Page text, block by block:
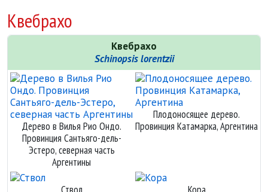
Квебрахо
Квебрахо
Schinopsis lorentzii
Дерево в Вилья Рио Ондо.
Провинция Сантьяго-дель-
Эстеро, северная часть
Аргентины
Плодоносящее дерево.
Провинция Катамарка, Аргентина